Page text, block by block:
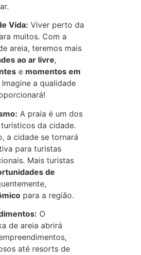
Vida: Viver perto da
muitos. Com a
areia, teremos mais
ao ar livre,
e momentos em
a qualidade
A praia é um dos
da cidade.
a cidade se tornará
para turistas
Mais turistas
de
para a região.
O
de areia abrirá
até resorts de